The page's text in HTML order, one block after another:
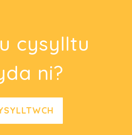
cysylltu
ni?